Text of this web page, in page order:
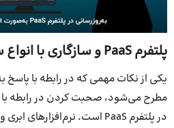
پلتفرم PaaS و سازگاری با انواع سخت‌افزارها
یکی از نکات مهمی که در رابطه با
مطرح می‌شود، صحبت کردن در رابطه با